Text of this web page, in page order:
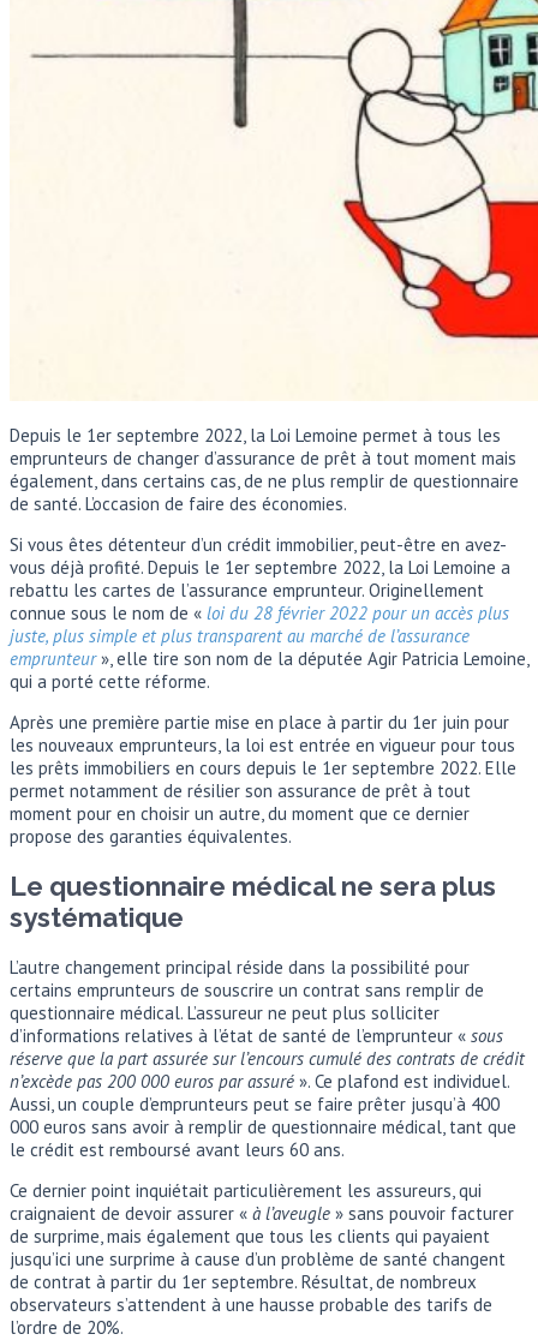
Depuis le 1er septembre 2022, la Loi Lemoine permet à tous les
emprunteurs de changer d’assurance de prêt à tout moment mais
également, dans certains cas, de ne plus remplir de questionnaire
de santé. L’occasion de faire des économies.
Si vous êtes détenteur d’un crédit immobilier, peut-être en avez-
vous déjà profité. Depuis le 1er septembre 2022, la Loi Lemoine a
rebattu les cartes de l’assurance emprunteur. Originellement
connue sous le nom de « loi du 28 février 2022 pour un accès plus
juste, plus simple et plus transparent au marché de l’assurance
emprunteur», elle tire son nom de la députée Agir Patricia Lemoine,
qui a porté cette réforme.
Après une première partie mise en place à partir du 1er juin pour
les nouveaux emprunteurs, la loi est entrée en vigueur pour tous
les prêts immobiliers en cours depuis le 1er septembre 2022. Elle
permet notamment de résilier son assurance de prêt à tout
moment pour en choisir un autre, du moment que ce dernier
propose des garanties équivalentes.
Le questionnaire médical ne sera plus
systématique
L’autre changement principal réside dans la possibilité pour
certains emprunteurs de souscrire un contrat sans remplir de
questionnaire médical. L’assureur ne peut plus solliciter
d’informations relatives à l’état de santé de l’emprunteur « sous
réserve que la part assurée sur l’encours cumulé des contrats de crédit
n’excède pas 200 000 euros par assuré ». Ce plafond est individuel.
Aussi, un couple d’emprunteurs peut se faire prêter jusqu’à 400
000 euros sans avoir à remplir de questionnaire médical, tant que
le crédit est remboursé avant leurs 60 ans.
Ce dernier point inquiétait particulièrement les assureurs, qui
craignaient de devoir assurer « à l’aveugle » sans pouvoir facturer
de surprime, mais également que tous les clients qui payaient
jusqu’ici une surprime à cause d’un problème de santé changent
de contrat à partir du 1er septembre. Résultat, de nombreux
observateurs s’attendent à une hausse probable des tarifs de
l’ordre de 20%.